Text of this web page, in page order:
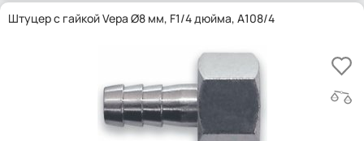
Штуцер с гайкой Vepa Ø8 мм, F1/4 дюйма, A108/4